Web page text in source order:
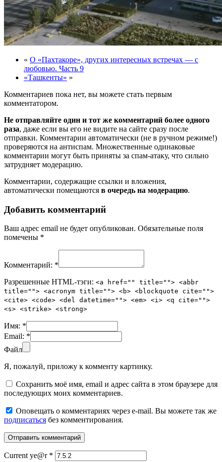
« О «Пахтакоре», других интересных встречах — с
любовью. Часть 9
«Ташкенты» »
Комментариев пока нет, вы можете стать первым
комментатором.
Не отправляйте один и тот же комментарий более одного
раза, даже если вы его не видите на сайте сразу после
отправки. Комментарии автоматически (не в ручном режиме!)
проверяются на антиспам. Множественные одинаковые
комментарии могут быть приняты за спам-атаку, что сильно
затрудняет модерацию.
Комментарии, содержащие ссылки и вложения,
автоматически помещаются в очередь на модерацию.
Добавить комментарий
Ваш адрес email не будет опубликован. Обязательные поля
помечены *
Комментарий: *
Разрешенные HTML-тэги: <a href="" title=""> <abbr
title=""> <acronym title=""> <b> <blockquote cite="">
<cite> <code> <del datetime=""> <em> <i> <q cite="">
<s> <strike> <strong>
Имя: *
Email: *
Файл
Я, пожалуй, приложу к комменту картинку.
Сохранить моё имя, email и адрес сайта в этом браузере для
последующих моих комментариев.
Оповещать о комментариях через e-mail. Вы можете так же
подписаться без комментирования.
Current ye@r *